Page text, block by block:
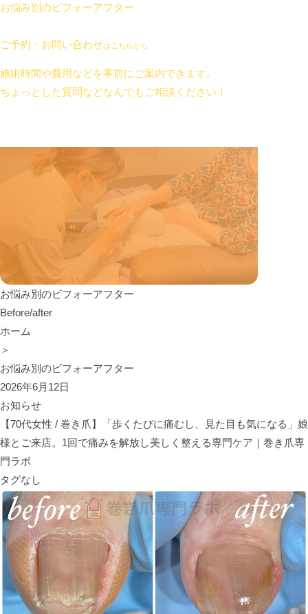
お悩み別のビフォーアフター
ご予約・お問い合わせはこちらから
施術時間や費用などを事前にご案内できます。
ちょっとした質問などなんでもご相談ください！
お悩み別のビフォーアフター
Before/after
ホーム
＞
お悩み別のビフォーアフター
2026年6月12日
お知らせ
【70代女性 / 巻き爪】「歩くたびに痛むし、見た目も気になる」娘
様とご来店。1回で痛みを解放し美しく整える専門ケア｜巻き爪専
門ラボ
タグなし